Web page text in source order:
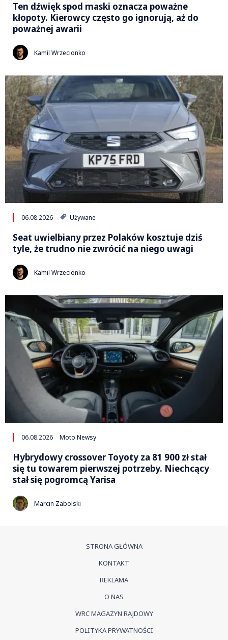
Ten dźwięk spod maski oznacza poważne
kłopoty. Kierowcy często go ignorują, aż do
poważnej awarii
Kamil Wrzecionko
06.08.2026 Używane
Seat uwielbiany przez Polaków kosztuje dziś
tyle, że trudno nie zwrócić na niego uwagi
Kamil Wrzecionko
06.08.2026 Moto Newsy
Hybrydowy crossover Toyoty za 81 900 zł stał
się tu towarem pierwszej potrzeby. Niechcący
stał się pogromcą Yarisa
Marcin Zabolski
STRONA GŁÓWNA
KONTAKT
REKLAMA
O NAS
WRC MAGAZYN RAJDOWY
POLITYKA PRYWATNOŚCI